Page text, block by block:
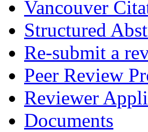
Vancouver
Structured
Re-submit a
Peer Review
Reviewer
Documents